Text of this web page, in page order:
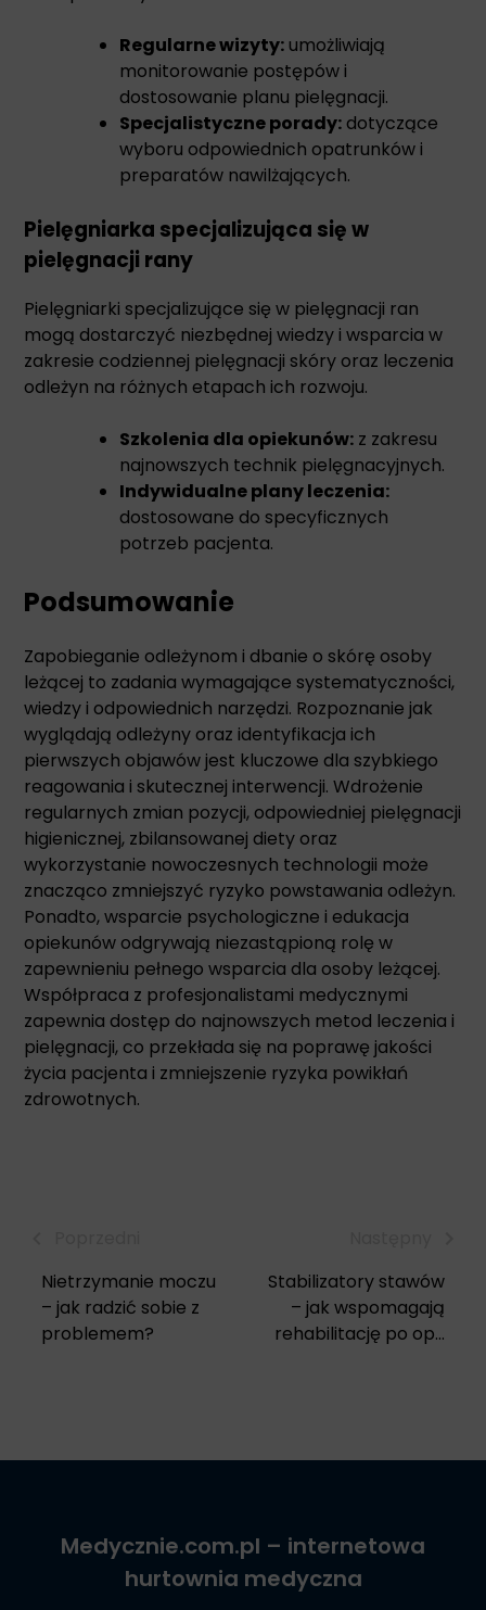
Regularne wizyty:umożliwiają
monitorowanie postępów i
dostosowanie planu pielęgnacji.
Specjalistyczne porady: dotyczące
wyboru odpowiednich opatrunków i
preparatów nawilżających.
Pielęgniarka specjalizująca się w
pielęgnacji rany
Pielęgniarki specjalizujące się w pielęgnacji ran
mogą dostarczyć niezbędnej wiedzy i wsparcia w
zakresie codziennej pielęgnacji skóry oraz leczenia
odleżyn na różnych etapach ich rozwoju.
Szkolenia dla opiekunów: z zakresu
najnowszych technik pielęgnacyjnych.
Indywidualne plany leczenia:
dostosowane do specyficznych
potrzeb pacjenta.
Podsumowanie
Zapobieganie odleżynom i dbanie o skórę osoby
leżącej to zadania wymagające systematyczności,
wiedzy i odpowiednich narzędzi. Rozpoznanie jak
wyglądają odleżyny oraz identyfikacja ich
pierwszych objawów jest kluczowe dla szybkiego
reagowania i skutecznej interwencji. Wdrożenie
regularnych zmian pozycji, odpowiedniej pielęgnacji
higienicznej, zbilansowanej diety oraz
wykorzystanie nowoczesnych technologii może
znacząco zmniejszyć ryzyko powstawania odleżyn.
Ponadto, wsparcie psychologiczne i edukacja
opiekunów odgrywają niezastąpioną rolę w
zapewnieniu pełnego wsparcia dla osoby leżącej.
Współpraca z profesjonalistami medycznymi
zapewnia dostęp do najnowszych metod leczenia i
pielęgnacji, co przekłada się na poprawę jakości
życia pacjenta i zmniejszenie ryzyka powikłań
zdrowotnych.
Nietrzymanie moczu
– jak radzić sobie z
problemem?
Stabilizatory stawów
– jak wspomagają
rehabilitację po op...
Medycznie.com.pl – internetowa
hurtownia medyczna